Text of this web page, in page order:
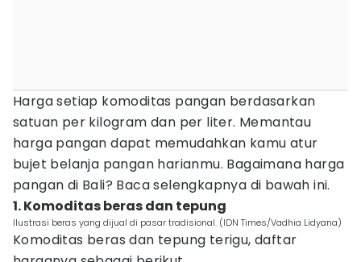
Harga setiap komoditas pangan berdasarkan
satuan per kilogram dan per liter. Memantau
harga pangan dapat memudahkan kamu atur
bujet belanja pangan harianmu. Bagaimana harga
pangan di Bali? Baca selengkapnya di bawah ini.
1. Komoditas beras dan tepung
Ilustrasi beras yang dijual di pasar tradisional. (IDN Times/Vadhia Lidyana)
Komoditas beras dan tepung terigu, daftar